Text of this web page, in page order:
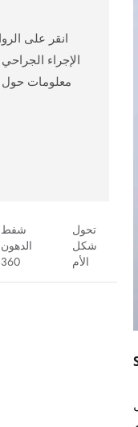
انقر على
الإجراء
معلومات
تحول
شكل
الأم
شفط
الدهون
360